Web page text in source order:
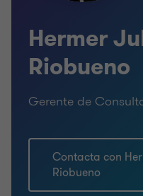
Hermer
Riobueno
Gerente de
Contacta con
Riobueno